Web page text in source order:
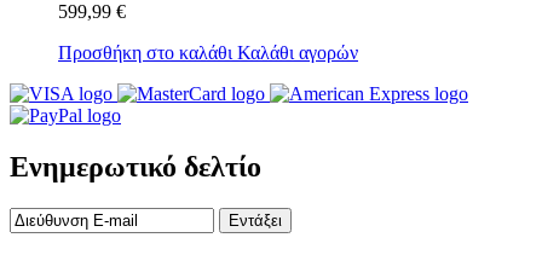
599,99 €
Προσθήκη στο καλάθι Καλάθι αγορών
Ενημερωτικό δελτίο
Εντάξει